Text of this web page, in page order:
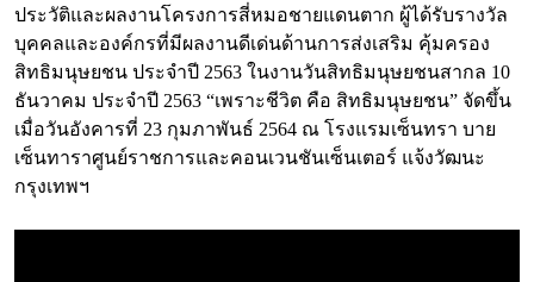
ประวัติและผลงานโครงการสี่หมอชายแดนตาก ผู้ได้รับรางวัล
บุคคลและองค์กรที่มีผลงานดีเด่นด้านการส่งเสริม คุ้มครอง
สิทธิมนุษยชน ประจำปี 2563 ในงานวันสิทธิมนุษยชนสากล 10
ธันวาคม ประจำปี 2563 “เพราะชีวิต คือ สิทธิมนุษยชน” จัดขึ้น
เมื่อวันอังคารที่ 23 กุมภาพันธ์ 2564 ณ โรงแรมเซ็นทรา บาย
เซ็นทาราศูนย์ราชการและคอนเวนชันเซ็นเตอร์ แจ้งวัฒนะ
กรุงเทพฯ